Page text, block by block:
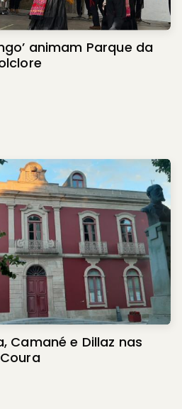
animam Parque da
Camané e Dillaz nas